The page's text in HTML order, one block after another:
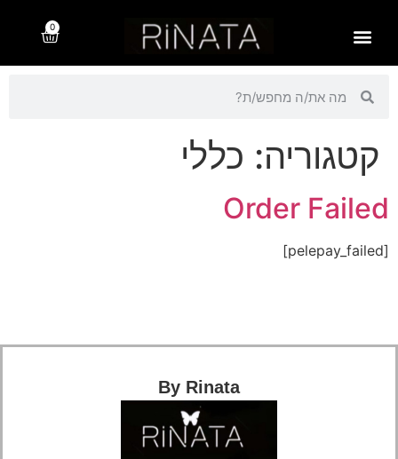
0
קטגוריה: כללי
Order Failed
[pelepay_failed]
By Rinata